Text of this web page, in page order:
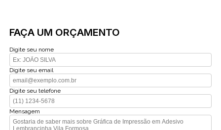
FAÇA UM ORÇAMENTO
Digite seu nome
Digite seu email
Digite seu telefone
Mensagem